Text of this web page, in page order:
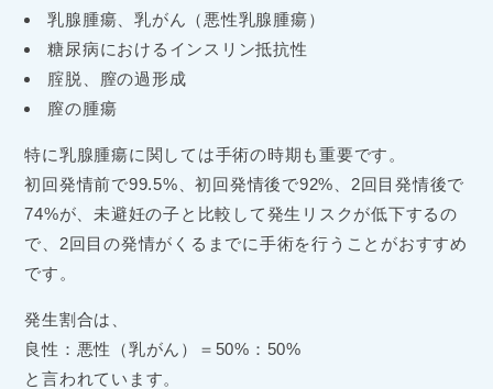
乳腺腫瘍、乳がん（悪性乳腺腫瘍）
糖尿病におけるインスリン抵抗性
腟脱、膣の過形成
膣の腫瘍
特に乳腺腫瘍に関しては手術の時期も重要です。
初回発情前で99.5%、初回発情後で92%、2回目発情後で
74%が、未避妊の子と比較して発生リスクが低下するの
で、2回目の発情がくるまでに手術を行うことがおすすめ
です。
発生割合は、
良性：悪性（乳がん）＝50%：50%
と言われています。